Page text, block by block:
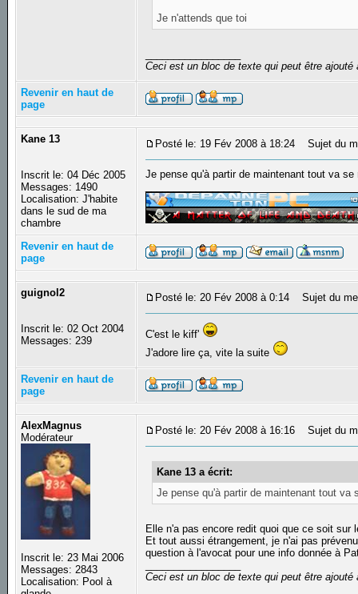
Je n'attends que toi
Ceci est un bloc de texte qui peut être
Revenir en haut de
page
Kane 13
Inscrit le: 04 Déc 2005
Messages: 1490
Localisation: J'habite
dans le sud de ma
chambre
Posté le: 19 Fév 2008 à 18:24 Sujet du
Je pense qu'à partir de maintenant tout va
Revenir en haut de
page
guignol2
Inscrit le: 02 Oct 2004
Messages: 239
Posté le: 20 Fév 2008 à 0:14 Sujet du
C'est le kiff'
J'adore lire ça, vite la suite
Revenir en haut de
page
AlexMagnus
Modérateur
Inscrit le: 23 Mai 2006
Messages: 2843
Localisation: Pool à
Posté le: 20 Fév 2008 à 16:16 Sujet du
Kane 13 a écrit:
Je pense qu'à partir de maintenant tout va
Elle n'a pas encore redit quoi que ce soit sur
Et tout aussi étrangement, je n'ai pas
question à l'avocat pour une info donnée à
Ceci est un bloc de texte qui peut être